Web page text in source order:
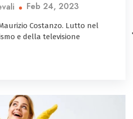
Feb 24, 2023
Costanzo. Lutto nel
e della televisione